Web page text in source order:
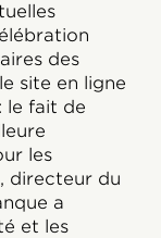
des
site en ligne
le fait de
les
directeur du
a
et les